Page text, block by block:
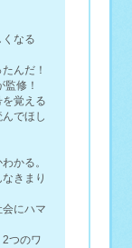
なる
んだ！
修！
覚える
でほし
かる。
きまり
会にハマ
2つのワ